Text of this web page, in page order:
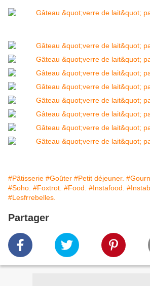
#Pâtisserie #Goûter #Petit déjeuner.
#Soho. #Foxtrot. #Food. #Instafood.
#Lesfrrebelles.
Partager